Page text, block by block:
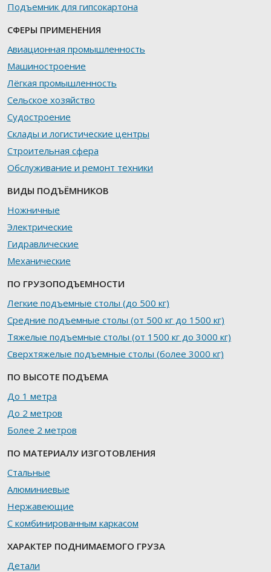
Подъемник для гипсокартона
СФЕРЫ ПРИМЕНЕНИЯ
Авиационная промышленность
Машиностроение
Лёгкая промышленность
Сельское хозяйство
Судостроение
Склады и логистические центры
Строительная сфера
Обслуживание и ремонт техники
ВИДЫ ПОДЪЁМНИКОВ
Ножничные
Электрические
Гидравлические
Механические
ПО ГРУЗОПОДЪЕМНОСТИ
Легкие подъемные столы (до 500 кг)
Средние подъемные столы (от 500 кг до 1500 кг)
Тяжелые подъемные столы (от 1500 кг до 3000 кг)
Сверхтяжелые подъемные столы (более 3000 кг)
ПО ВЫСОТЕ ПОДЪЕМА
До 1 метра
До 2 метров
Более 2 метров
ПО МАТЕРИАЛУ ИЗГОТОВЛЕНИЯ
Стальные
Алюминиевые
Нержавеющие
С комбинированным каркасом
ХАРАКТЕР ПОДНИМАЕМОГО ГРУЗА
Детали